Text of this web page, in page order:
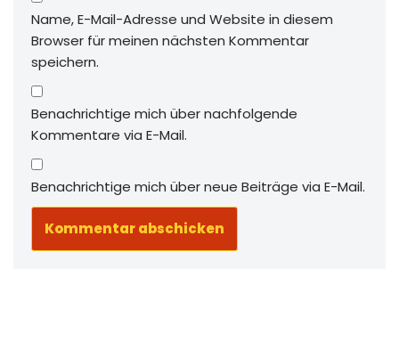
Name, E-Mail-Adresse und Website in diesem
Browser für meinen nächsten Kommentar
speichern.
Benachrichtige mich über nachfolgende
Kommentare via E-Mail.
Benachrichtige mich über neue Beiträge via E-Mail.